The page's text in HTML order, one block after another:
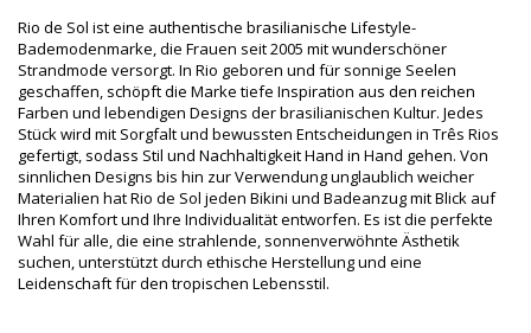
Spandex (LYCRA) - OEKO-TEX - Chlorine Resistant
UV-Schutz: UPF 50+
Produktinformation
Abteilung: Damen, Bikini-Tops
Verpackung beinhaltet: 1 x Bikini-Tops (Andere Accessoires
nicht eingeschlossen)
HS CODE: 6112.41.0010
SKU: 1981124174
EAN: S (7899810369468), M (7899810369338), L (7899810369321),
XL (7899810369314)
Gewicht: 55g / 0.12lb / 1.94oz
Retuschierte Fotos
Rio de Sol ist eine authentische brasilianische Lifestyle-
Bademodenmarke, die Frauen seit 2005 mit wunderschöner
Strandmode versorgt. In Rio geboren und für sonnige Seelen
geschaffen, schöpft die Marke tiefe Inspiration aus den reichen
Farben und lebendigen Designs der brasilianischen Kultur. Jedes
Stück wird mit Sorgfalt und bewussten Entscheidungen in Três Rios
gefertigt, sodass Stil und Nachhaltigkeit Hand in Hand gehen. Von
sinnlichen Designs bis hin zur Verwendung unglaublich weicher
Materialien hat Rio de Sol jeden Bikini und Badeanzug mit Blick auf
Ihren Komfort und Ihre Individualität entworfen. Es ist die perfekte
Wahl für alle, die eine strahlende, sonnenverwöhnte Ästhetik
suchen, unterstützt durch ethische Herstellung und eine
Leidenschaft für den tropischen Lebensstil.